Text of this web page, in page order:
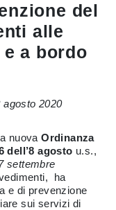
del
alle
a bordo
agosto 2020
nuovaOrdinanza
dell’8 agosto u.s.,
settembre
ha
e di prevenzione
sui servizi di